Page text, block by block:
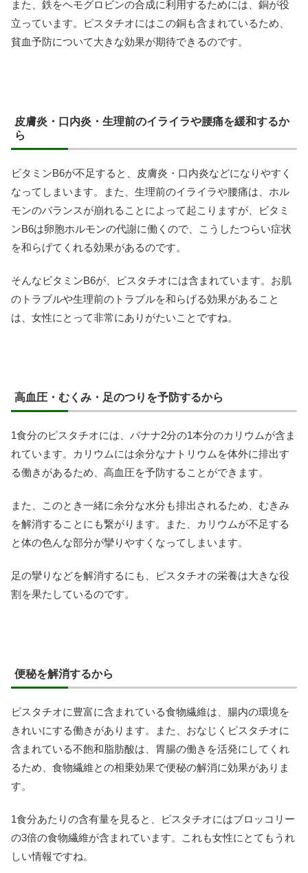
また、鉄をヘモグロビンの合成に利用するためには、銅が役
立っています。ピスタチオにはこの銅も含まれているため、
貧血予防について大きな効果が期待できるのです。
皮膚炎・口内炎・生理前のイライラや腰痛を緩和するか
ら
ビタミンB6が不足すると、皮膚炎・口内炎などになりやすく
なってしまいます。また、生理前のイライラや腰痛は、ホル
モンのバランスが崩れることによって起こりますが、ビタミ
ンB6は卵胞ホルモンの代謝に働くので、こうしたつらい症状
を和らげてくれる効果があるのです。
そんなビタミンB6が、ピスタチオには含まれています。お肌
のトラブルや生理前のトラブルを和らげる効果があること
は、女性にとって非常にありがたいことですね。
高血圧・むくみ・足のつりを予防するから
1食分のピスタチオには、バナナ2分の1本分のカリウムが含ま
れています。カリウムには余分なナトリウムを体外に排出す
る働きがあるため、高血圧を予防することができます。
また、このとき一緒に余分な水分も排出されるため、むきみ
を解消することにも繋がります。また、カリウムが不足する
と体の色んな部分が攣りやすくなってしまいます。
足の攣りなどを解消するにも、ピスタチオの栄養は大きな役
割を果たしているのです。
便秘を解消するから
ピスタチオに豊富に含まれている食物繊維は、腸内の環境を
きれいにする働きがあります。また、おなじくピスタチオに
含まれている不飽和脂肪酸は、胃腸の働きを活発にしてくれ
るため、食物繊維との相乗効果で便秘の解消に効果がありま
す。
1食分あたりの含有量を見ると、ピスタチオにはブロッコリー
の3倍の食物繊維が含まれています。これも女性にとてもうれ
しい情報ですね。